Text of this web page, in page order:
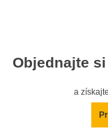
Objednajte
a